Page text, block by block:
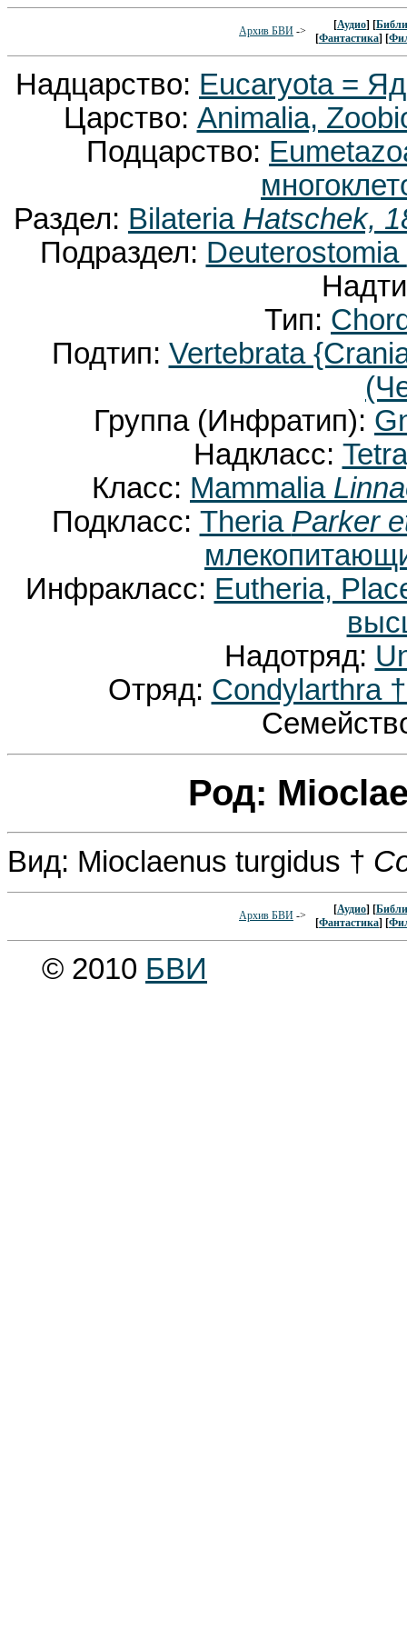
Архив БВИ -> [Аудио] [
[Фантастика] [
Надцарство: Eucaryota =
Царство: Animalia,
Подцарство:
Раздел: Bilateria Hatschek,
Подраздел: Deuterostomia
Тип:
Подтип: Vertebrata
Группа (Инфратип):
Надкласс:
Класс: Mammalia
Подкласс: Theria Parker
Инфракласс: Eutheria,
Надотряд:
Отряд: Condylarthra
Род:
Вид: Mioclaenus turgidus †
Архив БВИ -> [Аудио] [
[Фантастика] [
© 2010 БВИ